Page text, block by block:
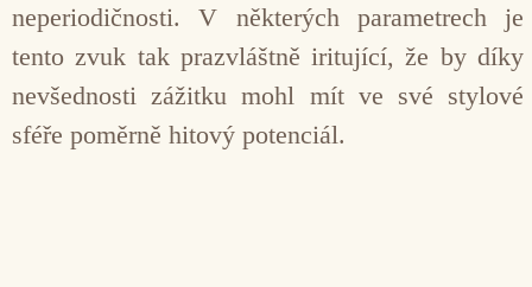
neperiodičnosti. V některých parametrech je
tento zvuk tak prazvláštně iritující, že by díky
nevšednosti zážitku mohl mít ve své stylové
sféře poměrně hitový potenciál.